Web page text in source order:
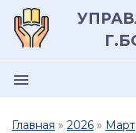
menu
Главная » 2026 » Март